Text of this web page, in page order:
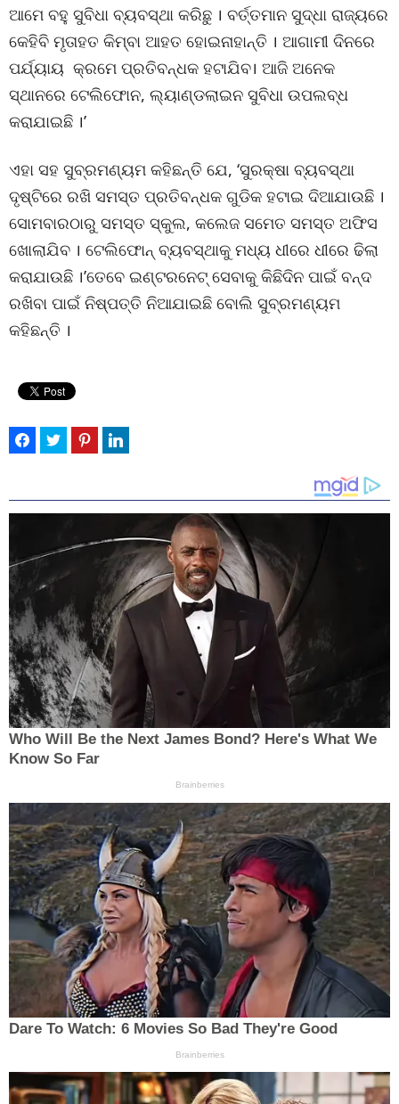
ଆମେ ବହୁ ସୁବିଧା ବ୍ୟବସ୍ଥା କରିଛୁ । ବର୍ତ୍ତମାନ ସୁଦ୍ଧା ରାଜ୍ୟରେ
କେହିବି ମୃତାହତ କିମ୍ବା ଆହତ ହୋଇନାହାନ୍ତି । ଆଗାମୀ ଦିନରେ
ପର୍ଯ୍ୟାୟ କ୍ରମେ ପ୍ରତିବନ୍ଧକ ହଟାଯିବ। ଆଜି ଅନେକ
ସ୍ଥାନରେ ଟେଲିଫୋନ, ଲ୍ୟାଣ୍ଡଲାଇନ ସୁବିଧା ଉପଲବ୍ଧ
କରାଯାଇଛି ।’
ଏହା ସହ ସୁବ୍ରମଣ୍ୟମ କହିଛନ୍ତି ଯେ, ‘ସୁରକ୍ଷା ବ୍ୟବସ୍ଥା
ଦୃଷ୍ଟିରେ ରଖି ସମସ୍ତ ପ୍ରତିବନ୍ଧକ ଗୁଡିକ ହଟାଇ ଦିଆଯାଉଛି ।
ସୋମବାରଠାରୁ ସମସ୍ତ ସ୍କୁଲ, କଲେଜ ସମେତ ସମସ୍ତ ଅଫିସ
ଖୋଲାଯିବ । ଟେଲିଫୋନ୍ ବ୍ୟବସ୍ଥାକୁ ମଧ୍ୟ ଧୀରେ ଧୀରେ ଢିଲା
କରାଯାଉଛି ।’ତେବେ ଇଣ୍ଟରନେଟ୍ ସେବାକୁ କିଛିଦିନ ପାଇଁ ବନ୍ଦ
ରଖିବା ପାଇଁ ନିଷ୍ପତ୍ତି ନିଆଯାଇଛି ବୋଲି ସୁବ୍ରମଣ୍ୟମ
କହିଛନ୍ତି ।